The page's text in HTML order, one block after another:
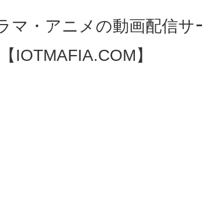
マ・アニメの動画配信
【IOTMAFIA.COM】